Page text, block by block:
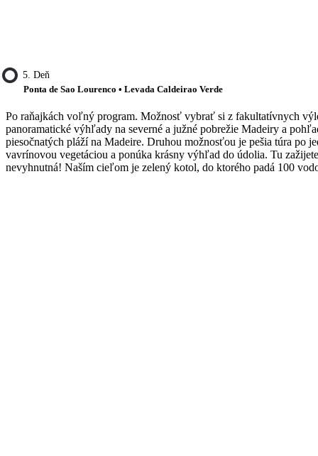
5. Deň
Ponta de Sao Lourenco • Levada Caldeirao Verde
Po raňajkách voľný program. Možnosť vybrať si z fakultatívnych
panoramatické výhľady na severné a južné pobrežie Madeiry a
piesočnatých pláží na Madeire. Druhou možnosťou je pešia túra po
vavrínovou vegetáciou a ponúka krásny výhľad do údolia. Tu
nevyhnutná! Naším cieľom je zelený kotol, do ktorého padá 100